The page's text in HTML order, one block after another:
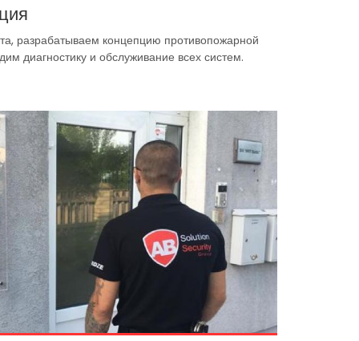
разрабатываем концепцию противопожарной
диагностику и обслуживание всех систем.